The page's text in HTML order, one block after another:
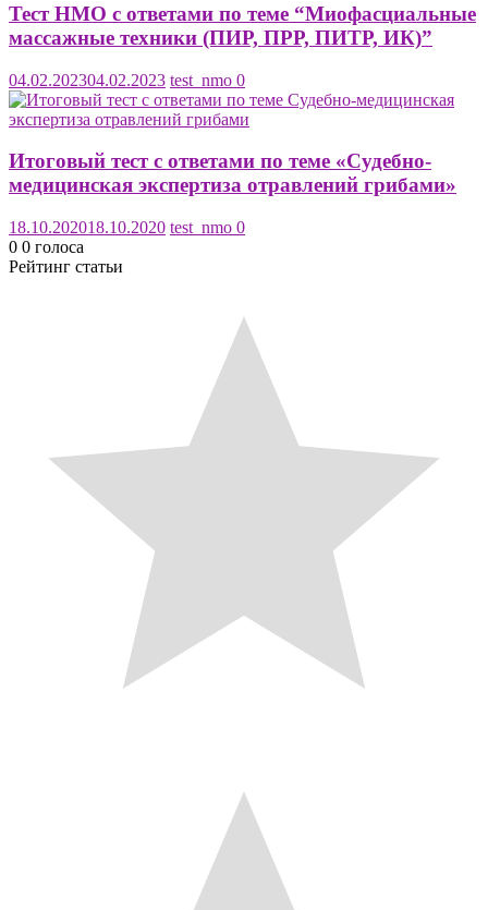
Тест НМО с ответами по теме “Миофасциальные
массажные техники (ПИР, ПРР, ПИТР, ИК)”
04.02.202304.02.2023 test_nmo 0
Итоговый тест с ответами по теме «Судебно-
медицинская экспертиза отравлений грибами»
18.10.202018.10.2020 test_nmo 0
0 0 голоса
Рейтинг статьи